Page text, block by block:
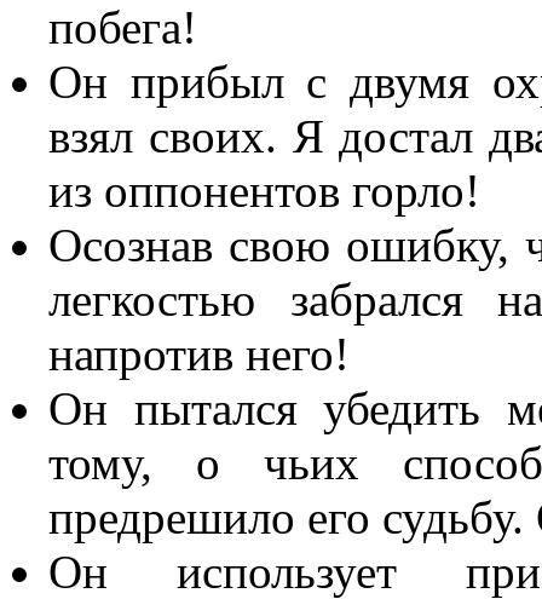
побега!
Он прибыл с двумя
взял своих. Я достал
из оппонентов горло!
Осознав свою ошибку,
легкостью забрался
напротив него!
Он пытался убедить
тому, о чьих
предрешило его
Он использует